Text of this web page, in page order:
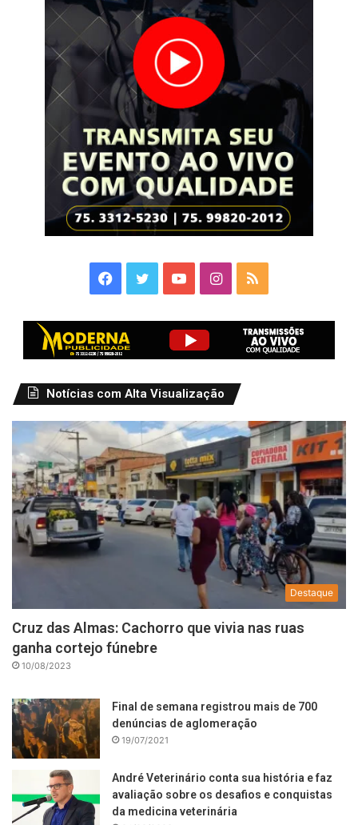
Facebook
TwitterYouTubeInstagram
RSS
Notícias com Alta Visualização
Destaque
Cruz das Almas: Cachorro que vivia nas ruas
ganha cortejo fúnebre
10/08/2023
Final de semana registrou mais de 700
denúncias de aglomeração
19/07/2021
André Veterinário conta sua história e faz
avaliação sobre os desafios e conquistas
da medicina veterinária